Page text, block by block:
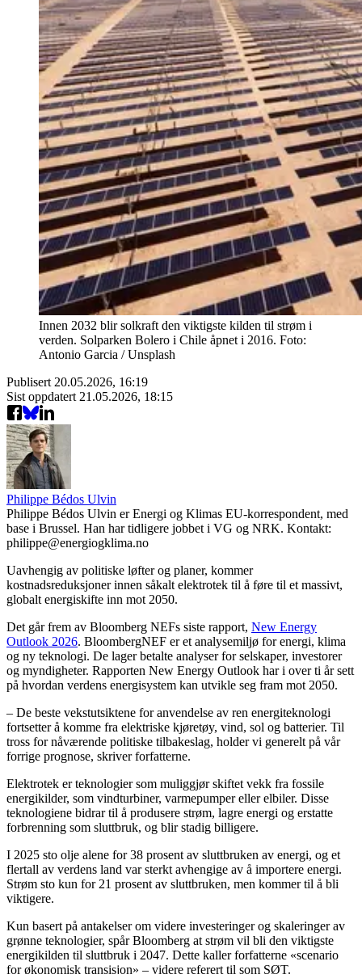
Innen 2032 blir solkraft den viktigste kilden til strøm i
verden. Solparken Bolero i Chile åpnet i 2016. Foto:
Antonio Garcia / Unsplash
Publisert 20.05.2026, 16:19
Sist oppdatert 21.05.2026, 18:15
Philippe Bédos Ulvin
Philippe Bédos Ulvin er Energi og Klimas EU-korrespondent, med
base i Brussel. Han har tidligere jobbet i VG og NRK. Kontakt:
philippe@energiogklima.no
Uavhengig av politiske løfter og planer, kommer
kostnadsreduksjoner innen såkalt elektrotek til å føre til et massivt,
globalt energiskifte inn mot 2050.
Det går frem av Bloomberg NEFs siste rapport, New Energy
Outlook 2026. BloombergNEF er et analysemiljø for energi, klima
og ny teknologi. De lager betalte analyser for selskaper, investorer
og myndigheter. Rapporten New Energy Outlook har i over ti år sett
på hvordan verdens energisystem kan utvikle seg fram mot 2050.
– De beste vekstutsiktene for anvendelse av ren energiteknologi
fortsetter å komme fra elektriske kjøretøy, vind, sol og batterier. Til
tross for nåværende politiske tilbakeslag, holder vi generelt på vår
forrige prognose, skriver forfatterne.
Elektrotek er teknologier som muliggjør skiftet vekk fra fossile
energikilder, som vindturbiner, varmepumper eller elbiler. Disse
teknologiene bidrar til å produsere strøm, lagre energi og erstatte
forbrenning som sluttbruk, og blir stadig billigere.
I 2025 sto olje alene for 38 prosent av sluttbruken av energi, og et
flertall av verdens land var sterkt avhengige av å importere energi.
Strøm sto kun for 21 prosent av sluttbruken, men kommer til å bli
viktigere.
Kun basert på antakelser om videre investeringer og skaleringer av
grønne teknologier, spår Bloomberg at strøm vil bli den viktigste
energikilden til sluttbruk i 2047. Dette kaller forfatterne «scenario
for økonomisk transisjon» – videre referert til som SØT.